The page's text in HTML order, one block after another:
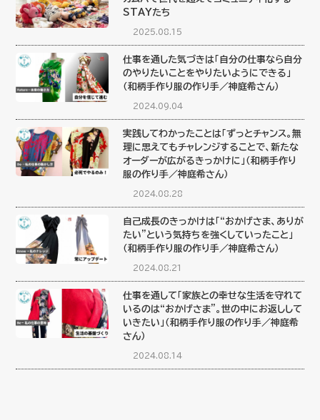
STAYたち
2025.08.15
仕事を通した気づきは「自分の仕事なら自分
のやりたいことをやりたいようにできる」
（和柄手作り服の作り手／神庭希さん）
2024.09.04
実践してわかったことは「ずっとチャンス。無
理に思えてもチャレンジすることで、新たな
オーダーが広がるきっかけに」（和柄手作り
服の作り手／神庭希さん）
2024.08.28
自己成長のきっかけは「“おかげさま、ありが
たい”という気持ちを強くしていったこと」
（和柄手作り服の作り手／神庭希さん）
2024.08.21
仕事を通して「家族との幸せな生活を守れて
いるのは“おかげさま”。世の中にお返しして
いきたい」（和柄手作り服の作り手／神庭希
さん）
2024.08.14